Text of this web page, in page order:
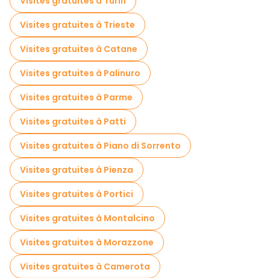
Visites gratuites à Trieste
Visites gratuites à Catane
Visites gratuites à Palinuro
Visites gratuites à Parme
Visites gratuites à Patti
Visites gratuites à Piano di Sorrento
Visites gratuites à Pienza
Visites gratuites à Portici
Visites gratuites à Montalcino
Visites gratuites à Morazzone
Visites gratuites à Camerota